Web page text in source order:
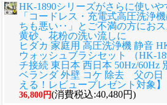
HK-1890シリーズがさらに使いや
「コードレス・充電式高圧洗浄
ちも悪い‥」とご不満の方におス
黄砂、花粉の洗い流しに
ヒダカ 家庭用 高圧洗浄機 静音
ウォッシュブラシセット （HK-
チ接続 東日本 西日本 50Hz/60Hz
ベランダ 外壁 コケ 除去 父の日
える！レビュープレゼント対象】
36,800円(消費税込:40,480円)